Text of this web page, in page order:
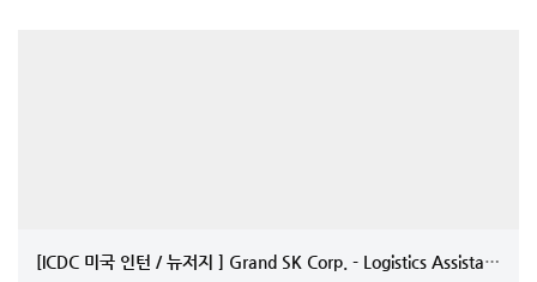
[ICDC 미국 인턴 / 뉴저지 ] Grand SK Corp. - Logistics Assistant/